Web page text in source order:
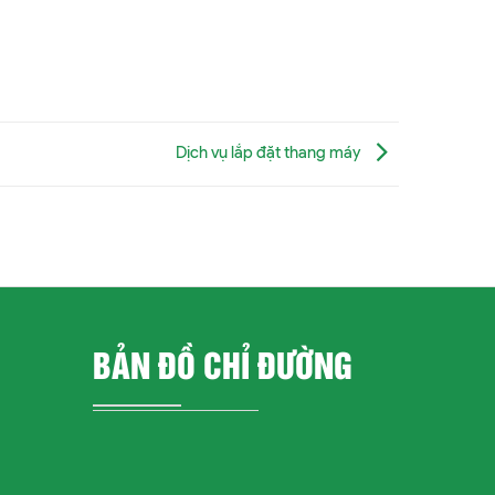
Dịch vụ lắp đặt thang máy
BẢN ĐỒ CHỈ ĐƯỜNG